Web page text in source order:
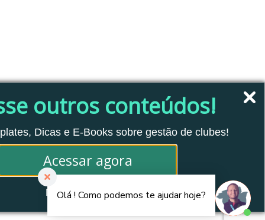
outros conteúdos!
Dicas e E-Books sobre gestão de clubes!
Acessar agora
Não tenho interesse